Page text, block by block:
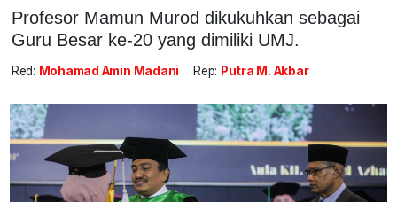
Profesor Mamun Murod dikukuhkan sebagai
Guru Besar ke-20 yang dimiliki UMJ.
Red: Mohamad Amin Madani Rep: Putra M. Akbar